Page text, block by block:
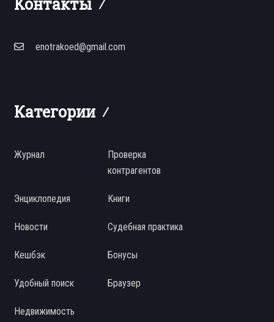
enotrakoed@gmail.com
Категории
Журнал
Проверка
контрагентов
Энциклопедия Книги
Новости Судебная практика
Кешбэк Бонусы
Удобный поиск Браузер
Недвижимость